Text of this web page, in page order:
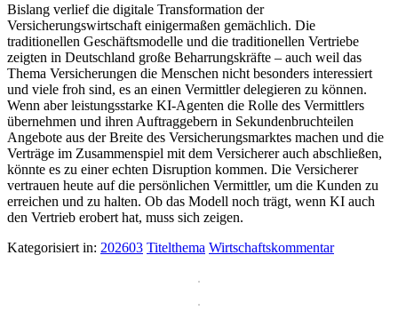
Bislang verlief die digitale Transformation der
Versicherungswirtschaft einigermaßen gemächlich. Die
traditionellen Geschäftsmodelle und die traditionellen Vertriebe
zeigten in Deutschland große Beharrungskräfte – auch weil das
Thema Versicherungen die Menschen nicht besonders interessiert
und viele froh sind, es an einen Vermittler delegieren zu können.
Wenn aber leistungsstarke KI-Agenten die Rolle des Vermittlers
übernehmen und ihren Auftraggebern in Sekundenbruchteilen
Angebote aus der Breite des Versicherungsmarktes machen und die
Verträge im Zusammenspiel mit dem Versicherer auch abschließen,
könnte es zu einer echten Disruption kommen. Die Versicherer
vertrauen heute auf die persönlichen Vermittler, um die Kunden zu
erreichen und zu halten. Ob das Modell noch trägt, wenn KI auch
den Vertrieb erobert hat, muss sich zeigen.
Kategorisiert in: 202603 Titelthema Wirtschaftskommentar